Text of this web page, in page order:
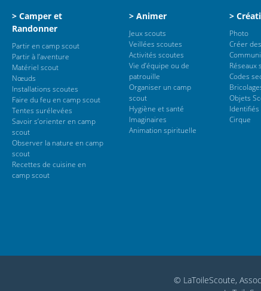
> Camper et
Randonner
Partir en camp scout
Partir à l’aventure
Matériel scout
Nœuds
Installations scoutes
Faire du feu en camp scout
Tentes surélevées
Savoir s’orienter en camp
scout
Observer la nature en camp
scout
Recettes de cuisine en
camp scout
> Animer
Jeux scouts
Veillées scoutes
Activités scoutes
Vie d’équipe ou de
patrouille
Organiser un camp
scout
Hygiène et santé
Imaginaires
Animation spirituelle
>
Photo
Créer
Réseaux
Codes
Objets
Identifiés
Cirque
© LaToileScoute,